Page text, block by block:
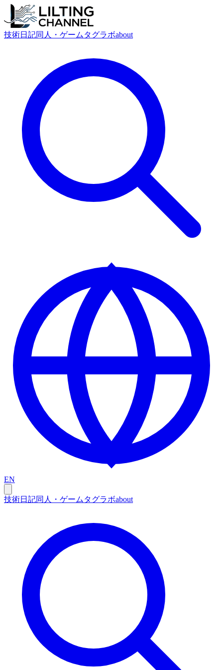
技術日記同人・ゲーム タグラボabout
EN
技術日記同人・ゲーム タグラボabout